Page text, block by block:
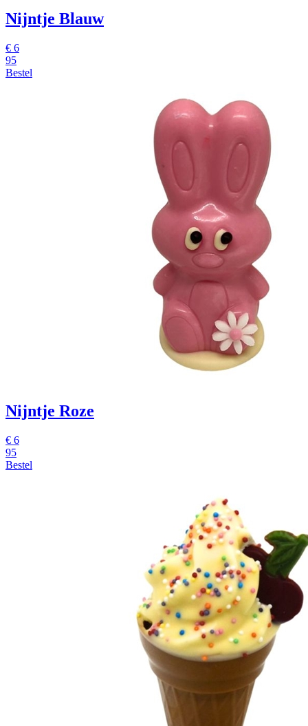
Nijntje Blauw
€ 6
95
Bestel
Nijntje Roze
€ 6
95
Bestel